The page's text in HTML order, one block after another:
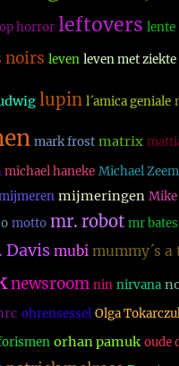
horror leftovers lente
noirs leven leven met ziekte
lupin l´amica geniale
mark frost matrix
michael haneke Michael
mijmeringen
motto mr. robot mr
Davis mubi mummy´s a
newsroom nin nirvana
ohrensessel Olga
orhan pamuk oude